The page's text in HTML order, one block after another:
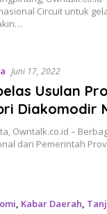
Circuit untuk
Juni 17, 2022
Usulan
Diakomodir
Owntalk.co.id –
dari Pemerintah
, Kabar Daerah,